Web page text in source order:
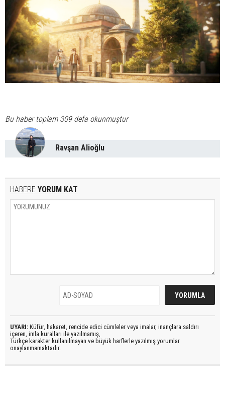
Bu haber toplam 309 defa okunmuştur
Ravşan Alioğlu
HABERE YORUM KAT
UYARI: Küfür, hakaret, rencide edici cümleler veya imalar, inançlara saldırı
içeren, imla kuralları ile yazılmamış,
Türkçe karakter kullanılmayan ve büyük harflerle yazılmış yorumlar
onaylanmamaktadır.